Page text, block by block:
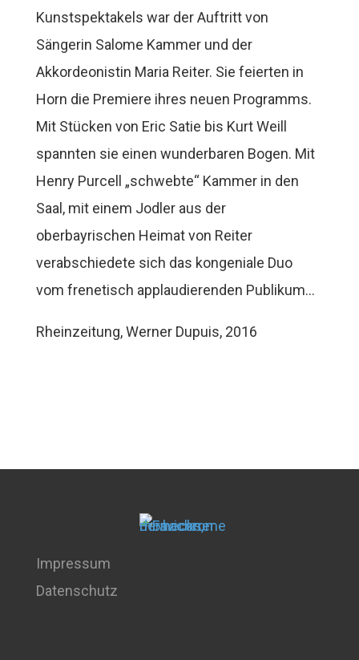
Kunstspektakels war der Auftritt von
Sängerin Salome Kammer und der
Akkordeonistin Maria Reiter. Sie feierten in
Horn die Premiere ihres neuen Programms.
Mit Stücken von Eric Satie bis Kurt Weill
spannten sie einen wunderbaren Bogen. Mit
Henry Purcell „schwebte“ Kammer in den
Saal, mit einem Jodler aus der
oberbayrischen Heimat von Reiter
verabschiedete sich das kongeniale Duo
vom frenetisch applaudierenden Publikum…
Rheinzeitung, Werner Dupuis, 2016
Impressum
Datenschutz